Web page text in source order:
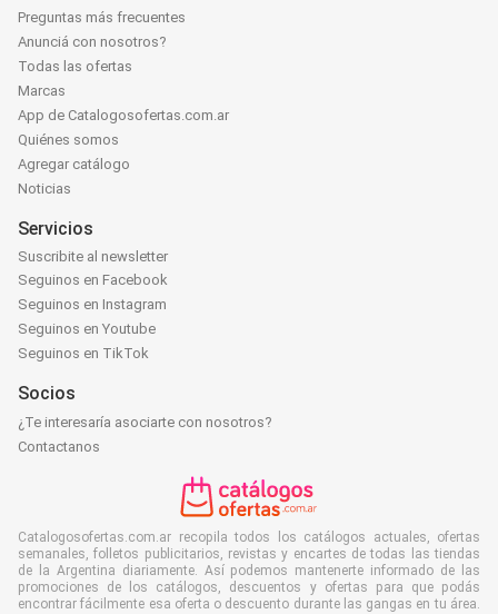
Preguntas más frecuentes
Anunciá con nosotros?
Todas las ofertas
Marcas
App de Catalogosofertas.com.ar
Quiénes somos
Agregar catálogo
Noticias
Servicios
Suscribite al newsletter
Seguinos en Facebook
Seguinos en Instagram
Seguinos en Youtube
Seguinos en TikTok
Socios
¿Te interesaría asociarte con nosotros?
Contactanos
Catalogosofertas.com.ar recopila todos los catálogos actuales, ofertas
semanales, folletos publicitarios, revistas y encartes de todas las tiendas
de la Argentina diariamente. Así podemos mantenerte informado de las
promociones de los catálogos, descuentos y ofertas para que podás
encontrar fácilmente esa oferta o descuento durante las gangas en tu área.